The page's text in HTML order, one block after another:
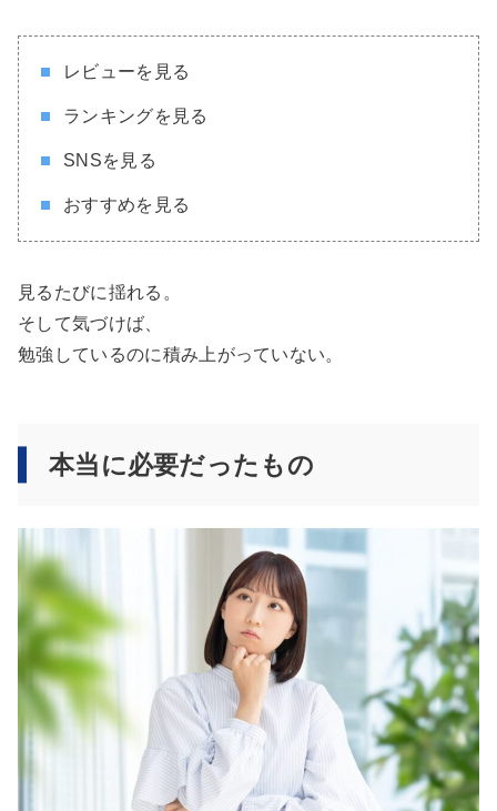
レビューを見る
ランキングを見る
SNSを見る
おすすめを見る
見るたびに揺れる。
そして気づけば、
勉強しているのに積み上がっていない。
本当に必要だったもの